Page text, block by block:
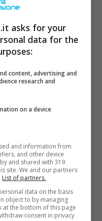
dei risultati
Oggi si vive una
che vediamo
parte anche se si
molto differenti.
asks for your
data for the
content, advertising and
research and
on a device
and information from
and other device
and shared with 319
site. We and our partners
List of partners.
data on the basis
object to by managing
at the bottom of this page
consent in privacy